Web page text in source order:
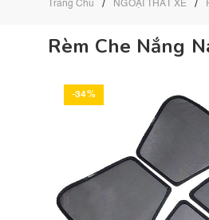
Trang Chủ / NGOẠI THẤT XE /
Rèm Che Nắng
-34%